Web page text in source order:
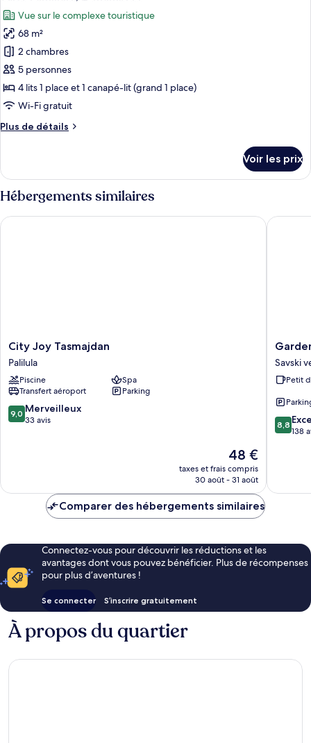
Suite
Junior,
2
chambres
toutes
les
photos
pour
ce
type
de
chambre :
Suite
chambres
Vue sur le complexe touristique
68 m²
2 chambres
5 personnes
4 lits 1 place et 1 canapé-lit (grand 1 place)
Wi-Fi gratuit
Plus de détails
Plus
le
type
de
chambre
Suite
Voir les prix
Hébergements similaires
City
Joy
Tasmajdan
Palilula
City Joy Tasmajdan
Palilula
Piscine
Spa
Transfert aéroport
Parking
9.0
sur
9,0 Merveilleux
33 avis
Le
nouveau
prix
de
48 €
taxes et frais compris
30 août - 31 août
City Joy Tasmajdan
Savski
venac
Savski
Petit
8.8
sur
8,8
138
Comparer des hébergements similaires
Connectez-vous pour découvrir les réductions et les
avantages dont vous pouvez bénéficier. Plus de récompenses
pour plus d’aventures !
Se connecter S’inscrire gratuitement
À propos du quartier